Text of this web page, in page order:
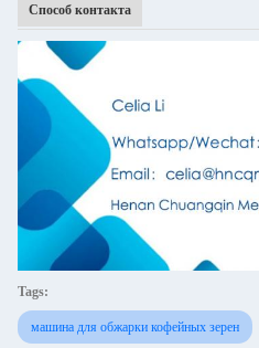
Способ контакта
Tags:
машина для обжарки кофейных зерен